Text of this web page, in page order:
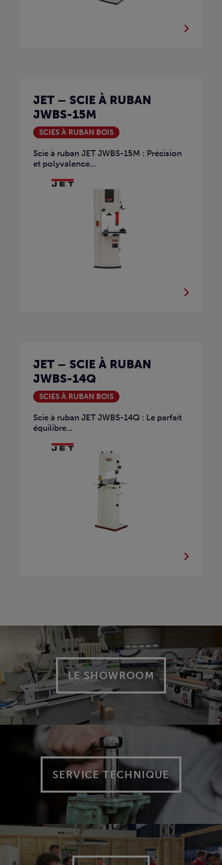
JET – SCIE À RUBAN
JWBS-15M
SCIES À RUBAN BOIS
Scie à ruban JET JWBS-15M : Précision
et polyvalence...
JET – SCIE À RUBAN
JWBS-14Q
SCIES À RUBAN BOIS
Scie à ruban JET JWBS-14Q : Le parfait
équilibre...
LE SHOWROOM
SERVICE TECHNIQUE